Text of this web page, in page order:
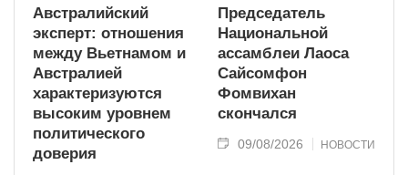
Австралийский
эксперт: отношения
между Вьетнамом и
Австралией
характеризуются
высоким уровнем
политического
доверия
Председатель
Национальной
ассамблеи Лаоса
Сайсомфон
Фомвихан
скончался
09/08/2026 НОВОСТИ